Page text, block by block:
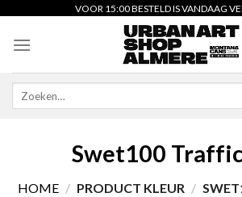
content
VOOR 15:00 BESTELD IS VANDAAG
Swet100
HOME / PRODUCT KLEUR /